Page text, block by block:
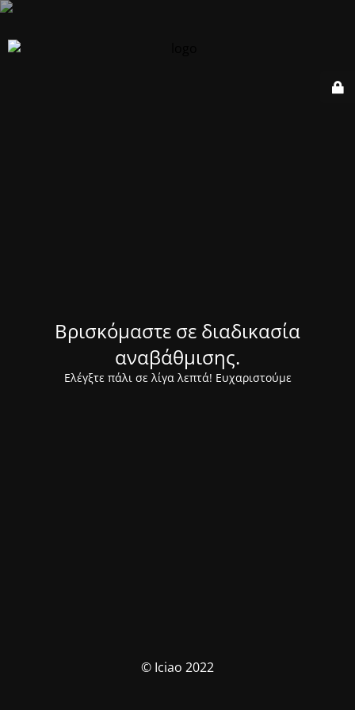
Βρισκόμαστε σε διαδικασία
αναβάθμισης.
Ελέγξτε πάλι σε λίγα λεπτά! Ευχαριστούμε
© Iciao 2022